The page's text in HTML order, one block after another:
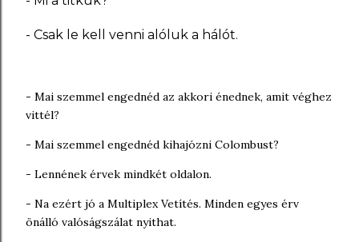
- Csak le kell venni alóluk a hálót.
- Mai szemmel engednéd az akkori énednek, amit véghez
vittél?
- Mai szemmel engednéd kihajózni Colombust?
- Lennének érvek mindkét oldalon.
- Na ezért jó a Multiplex Vetítés. Minden egyes érv
önálló valóságszálat nyithat.